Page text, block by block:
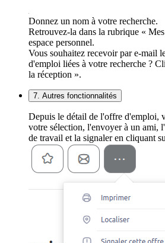
Donnez un nom à votre recherche.
Retrouvez-la dans la rubrique «
espace personnel.
Vous souhaitez recevoir par e-mail
d'emploi liées à votre recherche ?
la réception ».
7. Autres fonctionnalités
Depuis le détail de l'offre d'emploi,
votre sélection, l'envoyer à un ami,
de travail et la signaler en cliquant